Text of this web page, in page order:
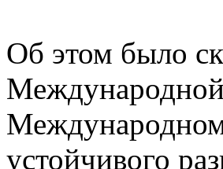
Об этом было
устойчивого